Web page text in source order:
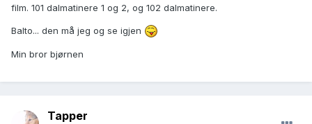
film. 101 dalmatinere 1 og 2, og 102 dalmatinere.
Balto... den må jeg og se igjen
Min bror bjørnen
Tapper